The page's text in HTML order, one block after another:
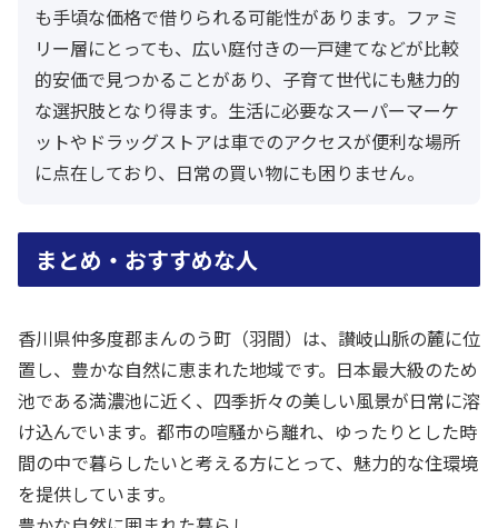
も手頃な価格で借りられる可能性があります。ファミ
リー層にとっても、広い庭付きの一戸建てなどが比較
的安価で見つかることがあり、子育て世代にも魅力的
な選択肢となり得ます。生活に必要なスーパーマーケ
ットやドラッグストアは車でのアクセスが便利な場所
に点在しており、日常の買い物にも困りません。
まとめ・おすすめな人
香川県仲多度郡まんのう町（羽間）は、讃岐山脈の麓に位
置し、豊かな自然に恵まれた地域です。日本最大級のため
池である満濃池に近く、四季折々の美しい風景が日常に溶
け込んでいます。都市の喧騒から離れ、ゆったりとした時
間の中で暮らしたいと考える方にとって、魅力的な住環境
を提供しています。